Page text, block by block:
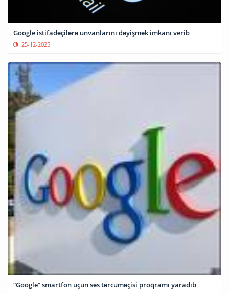
Google istifadəçilərə ünvanlarını dəyişmək imkanı verib
25-12-2025
“Google” smartfon üçün səs tərcüməçisi proqramı yaradıb